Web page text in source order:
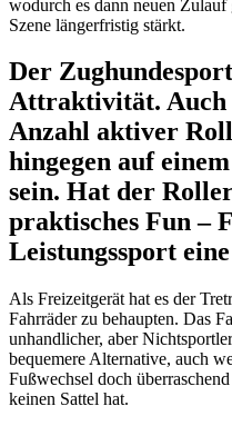
wodurch es dann neuen
Szene längerfristig stärkt.
Der
Attraktivität. Auch
Anzahl aktiver
hingegen auf
sein. Hat der
praktisches Fun –
Leistungssport
Als Freizeitgerät hat es der
Fahrräder zu behaupten. Das
unhandlicher, aber
bequemere Alternative, auch
Fußwechsel doch
keinen Sattel hat.